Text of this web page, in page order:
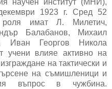
научен институт (МНИ),
1923 г. Сред 52
роля имат Л. Милетич,
Балабанов, Михаил
Иван Георгов Никола
учени влияе активно на
на тактически и
на съмишленици и
въпрос в чужбина.